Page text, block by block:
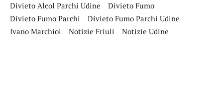
Divieto Alcol Parchi Udine
Divieto Fumo
Divieto Fumo Parchi
Divieto Fumo Parchi Udine
Ivano Marchiol
Notizie Friuli Notizie Udine